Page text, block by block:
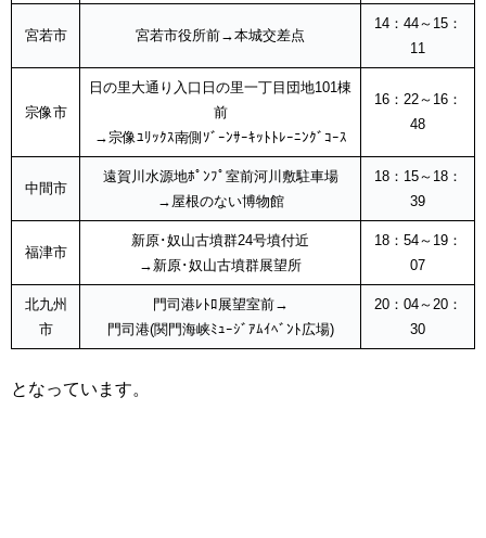
宮若市 宮若市役所前→本城交差点
14：44～15：
11
宗像市
日の里大通り入口日の里一丁目団地101棟
前
→宗像ﾕﾘｯｸｽ南側ｿﾞｰﾝｻｰｷｯﾄﾄﾚｰﾆﾝｸﾞｺｰｽ
16：22～16：
48
中間市
遠賀川水源地ﾎﾟﾝﾌﾟ室前河川敷駐車場
→屋根のない博物館
18：15～18：
39
福津市
新原･奴山古墳群24号墳付近
→新原･奴山古墳群展望所
18：54～19：
07
北九州
市
門司港ﾚﾄﾛ展望室前→
門司港(関門海峡ﾐｭｰｼﾞｱﾑｲﾍﾞﾝﾄ広場)
20：04～20：
30
となっています。